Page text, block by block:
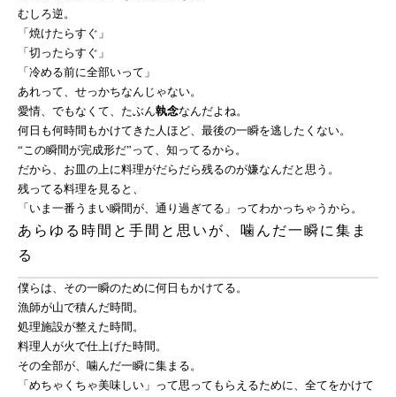
むしろ逆。
「焼けたらすぐ」
「切ったらすぐ」
「冷める前に全部いって」
あれって、せっかちなんじゃない。
愛情、でもなくて、たぶん執念なんだよね。
何日も何時間もかけてきた人ほど、最後の一瞬を逃したくない。
“この瞬間が完成形だ”って、知ってるから。
だから、お皿の上に料理がだらだら残るのが嫌なんだと思う。
残ってる料理を見ると、
「いま一番うまい瞬間が、通り過ぎてる」ってわかっちゃうから。
あらゆる時間と手間と思いが、噛んだ一瞬に集ま
る
僕らは、その一瞬のために何日もかけてる。
漁師が山で積んだ時間。
処理施設が整えた時間。
料理人が火で仕上げた時間。
その全部が、噛んだ一瞬に集まる。
「めちゃくちゃ美味しい」って思ってもらえるために、全てをかけて